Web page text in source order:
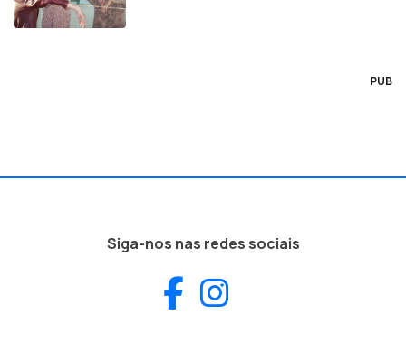
PUB
Siga-nos nas redes sociais
Facebook